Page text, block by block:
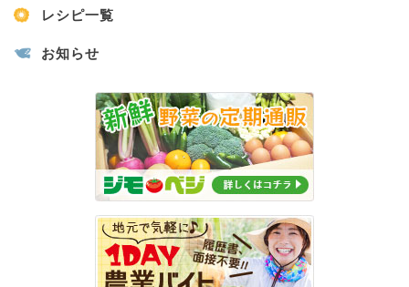
レシピ一覧
お知らせ